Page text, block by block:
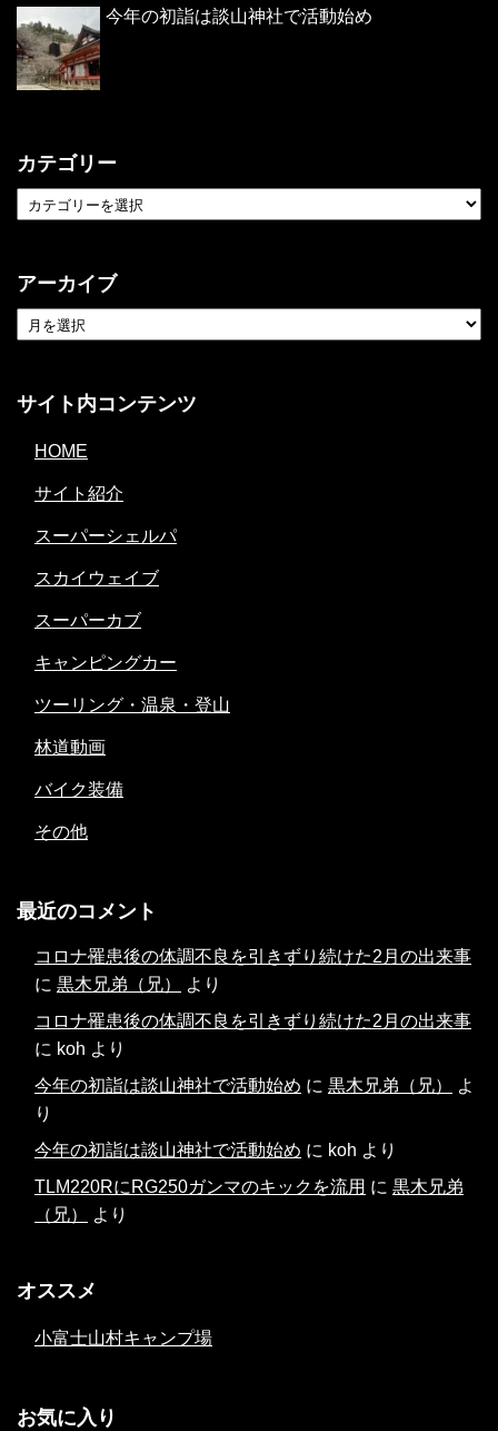
今年の初詣は談山神社で活動始め
カテゴリー
アーカイブ
サイト内コンテンツ
HOME
サイト紹介
スーパーシェルパ
スカイウェイブ
スーパーカブ
キャンピングカー
ツーリング・温泉・登山
林道動画
バイク装備
その他
最近のコメント
コロナ罹患後の体調不良を引きずり続けた2月の出来事
に 黒木兄弟（兄）
より
コロナ罹患後の体調不良を引きずり続けた2月の出来事
に koh より
今年の初詣は談山神社で活動始め に 黒木兄弟（兄）
よ
り
今年の初詣は談山神社で活動始め に koh より
TLM220RにRG250ガンマのキックを流用 に 黒木兄弟
（兄）
より
オススメ
小富士山村キャンプ場
お気に入り